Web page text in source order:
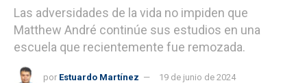
Las adversidades de la vida no impiden que
Matthew André continúe sus estudios en una
escuela que recientemente fue remozada.
por Estuardo Martínez 19 de junio de 2024